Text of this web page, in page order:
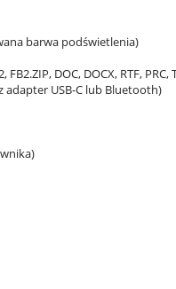
barwa podświetlenia)
DOC, DOCX, RTF,
adapter USB-C lub Bluetooth)